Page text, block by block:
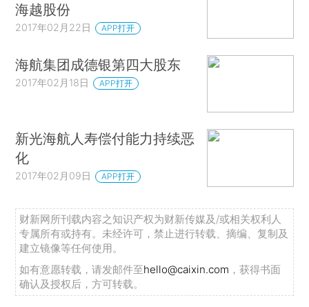
海越股份
2017年02月22日 APP打开
海航集团成德银第四大股东
2017年02月18日 APP打开
新光海航人寿偿付能力持续恶
化
2017年02月09日 APP打开
财新网所刊载内容之知识产权为财新传媒及/或相关权利人
专属所有或持有。未经许可，禁止进行转载、摘编、复制及
建立镜像等任何使用。
如有意愿转载，请发邮件至hello@caixin.com ，获得书面
确认及授权后，方可转载。